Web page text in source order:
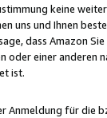
keine
uns und Ihnen
dass Amazon
oder einer
ist.
Anmeldung für die